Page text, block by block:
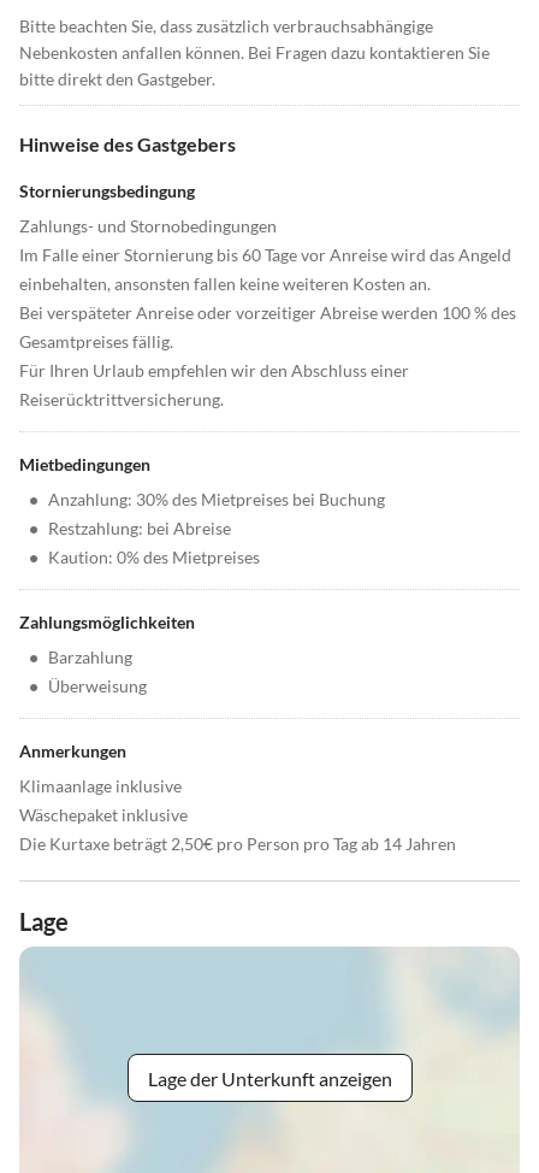
Bitte beachten Sie, dass zusätzlich verbrauchsabhängige
Nebenkosten anfallen können. Bei Fragen dazu kontaktieren Sie
bitte direkt den Gastgeber.
Hinweise des Gastgebers
Stornierungsbedingung
Zahlungs- und Stornobedingungen
Im Falle einer Stornierung bis 60 Tage vor Anreise wird das Angeld
einbehalten, ansonsten fallen keine weiteren Kosten an.
Bei verspäteter Anreise oder vorzeitiger Abreise werden 100 % des
Gesamtpreises fällig.
Für Ihren Urlaub empfehlen wir den Abschluss einer
Reiserücktrittversicherung.
Mietbedingungen
• Anzahlung: 30% des Mietpreises bei Buchung
• Restzahlung: bei Abreise
• Kaution: 0% des Mietpreises
Zahlungsmöglichkeiten
• Barzahlung
• Überweisung
Anmerkungen
Klimaanlage inklusive
Wäschepaket inklusive
Die Kurtaxe beträgt 2,50€ pro Person pro Tag ab 14 Jahren
Lage
Lage der Unterkunft anzeigen